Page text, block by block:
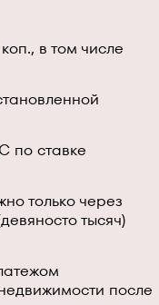
в том числе
по ставке
только через
тысяч)
после